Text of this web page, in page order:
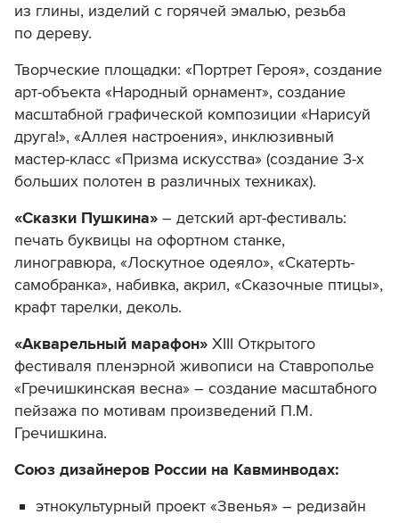
из глины, изделий с горячей эмалью, резьба
по дереву.
Творческие площадки: «Портрет Героя», создание
арт-объекта «Народный орнамент», создание
масштабной графической композиции «Нарисуй
друга!», «Аллея настроения», инклюзивный
мастер-класс «Призма искусства» (создание 3-х
больших полотен в различных техниках).
«Сказки Пушкина» – детский арт-фестиваль:
печать буквицы на офортном станке,
линогравюра, «Лоскутное одеяло», «Скатерть-
самобранка», набивка, акрил, «Сказочные птицы»,
крафт тарелки, деколь.
«Акварельный марафон» XIII Открытого
фестиваля пленэрной живописи на Ставрополье
«Гречишкинская весна» – создание масштабного
пейзажа по мотивам произведений П.М.
Гречишкина.
Союз дизайнеров России на Кавминводах:
этнокультурный проект «Звенья» – редизайн